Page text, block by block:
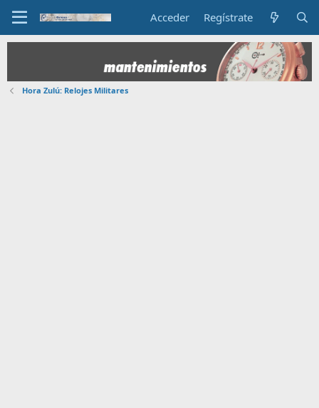
Acceder Regístrate
Hora Zulú: Relojes Militares